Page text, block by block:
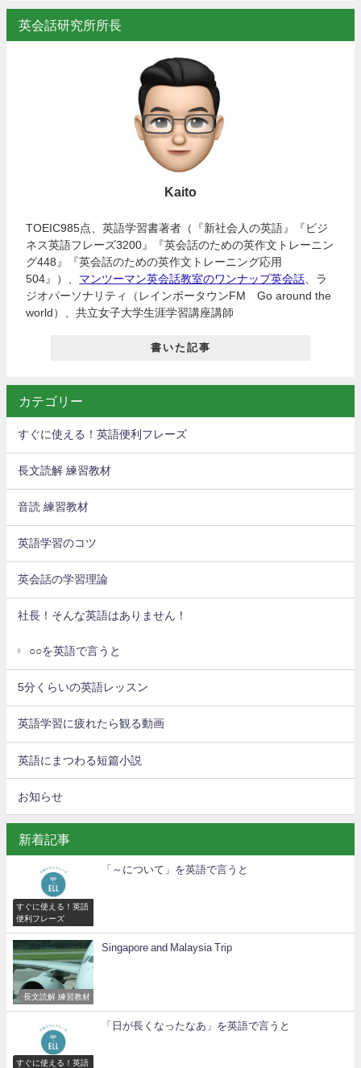
英会話研究所所長
Kaito
TOEIC985点、英語学習書著者（『新社会人の英語』『ビジ
ネス英語フレーズ3200』『英会話のための英作文トレーニン
グ448』『英会話のための英作文トレーニング応用
504』）、 マンツーマン英会話教室のワンナップ英会話 、ラ
ジオパーソナリティ（レインボータウンFM Go around the
world）、共立女子大学生涯学習講座講師
書いた記事
カテゴリー
すぐに使える！英語便利フレーズ
長文読解 練習教材
音読 練習教材
英語学習のコツ
英会話の学習理論
社長！そんな英語はありません！
○○を英語で言うと
5分くらいの英語レッスン
英語学習に疲れたら観る動画
英語にまつわる短篇小説
お知らせ
新着記事
すぐに使える！英語
便利フレーズ
「～について」を英語で言うと
長文読解 練習教材
Singapore and Malaysia Trip
すぐに使える！英語
「日が長くなったなあ」を英語で言うと